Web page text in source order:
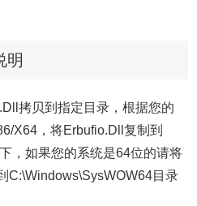
明
拷贝到指定目录，根据您的
X64，将Erbufio.Dll复制到
，如果您的系统是64位的请将
C:\Windows\SysWOW64目录